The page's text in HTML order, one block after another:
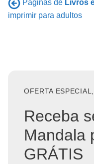
Páginas de Livros
imprimir para adultos
OFERTA
Receba
Mandala
GRÁTIS